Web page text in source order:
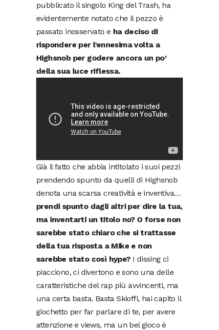
pubblicato il singolo King del Trash, ha
evidentemente notato che il pezzo è
passato inosservato e ha deciso di
rispondere per l’ennesima volta a
Highsnob per godere ancora un po’
della sua luce riflessa.
Già il fatto che abbia intitolato i suoi pezzi
prendendo spunto da quelli di Highsnob
denota una scarsa creatività e inventiva…
prendi spunto dagli altri per dire la tua,
ma inventarti un titolo no? O forse non
sarebbe stato chiaro che si trattasse
della tua risposta a Mike e non
sarebbe stato così hype?I dissing ci
piacciono, ci divertono e sono una delle
caratteristiche del rap più avvincenti, ma
una certa basta. Basta Skioffi, hai capito il
giochetto per far parlare di te, per avere
attenzione e views, ma un bel gioco è